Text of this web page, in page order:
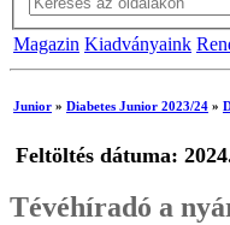
Magazin Kiadványaink
Junior » Diabetes Junior 2023/24 »
Feltöltés dátuma:
Tévéhíradó a